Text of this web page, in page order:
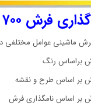
۷۰۰ شانه ماشینی:
ماشینی عوامل مختلفی
براساس رنگ
بر اساس طرح و نقشه
بر اساس نامگذاری فرش